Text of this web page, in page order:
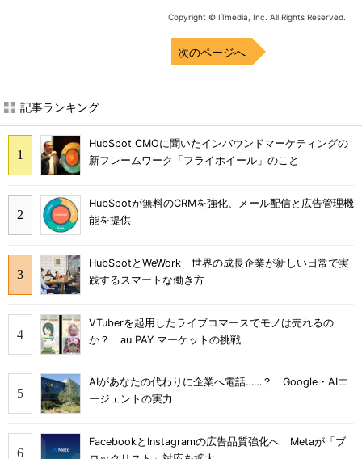
Copyright © ITmedia, Inc. All Rights Reserved.
次のページへ
記事ランキング
HubSpot CMOに聞いたインバウンドマーケティングの
新フレームワーク「フライホイール」のこと
HubSpotが無料のCRMを強化、メール配信と広告管理機
能を提供
HubSpotとWeWork 世界の成長企業が新しい日常で実
践するスマートな働き方
VTuberを起用したライブコマースでモノは売れるの
か？ au PAY マーケットの挑戦
AIがあなたの代わりに企業へ電話……？ Google・AIエ
ージェントの実力
FacebookとInstagramの広告品質強化へ Metaが「ブ